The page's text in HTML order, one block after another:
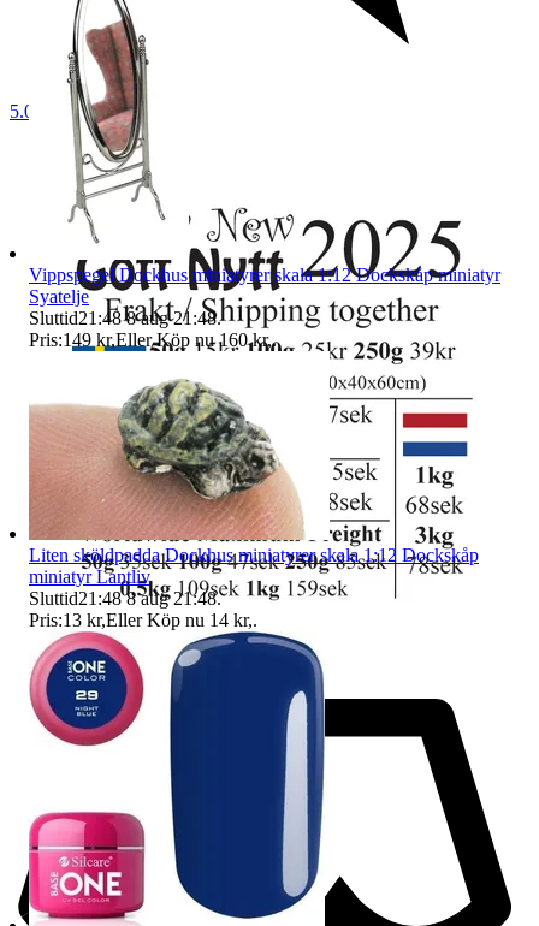
5.0
Vippspegel Dockhus miniatyrer skala 1:12 Dockskåp miniatyr
Syatelje
Sluttid21:48 8 aug 21:48.
Pris:149 kr,Eller Köp nu 160 kr,.
Liten sköldpadda Dockhus miniatyrer skala 1:12 Dockskåp
miniatyr Lantliv
Sluttid21:48 8 aug 21:48.
Pris:13 kr,Eller Köp nu 14 kr,.